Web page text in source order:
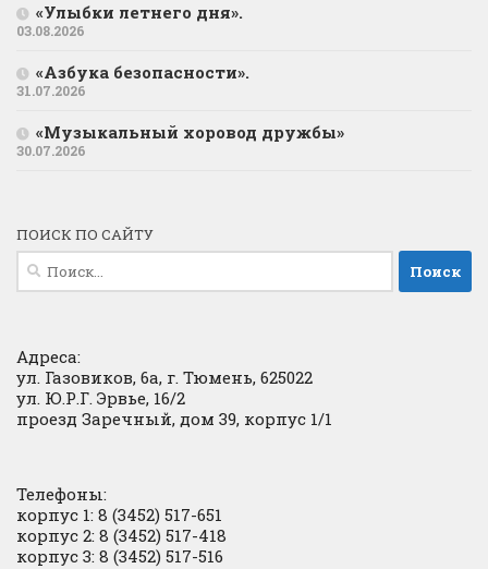
«Улыбки летнего дня».
03.08.2026
«Азбука безопасности».
31.07.2026
«Музыкальный хоровод дружбы»
30.07.2026
ПОИСК ПО САЙТУ
Найти:
Адреса:
ул. Газовиков, 6а, г. Тюмень, 625022
ул. Ю.Р.Г. Эрвье, 16/2
проезд Заречный, дом 39, корпус 1/1
Телефоны:
корпус 1: 8 (3452) 517-651
корпус 2: 8 (3452) 517-418
корпус 3: 8 (3452) 517-516